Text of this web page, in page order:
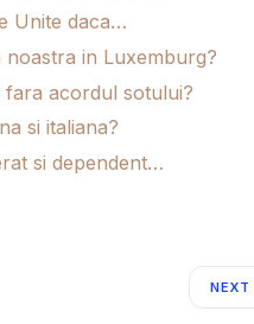
Unite daca…
in Luxemburg?
acordul sotului?
si italiana?
si dependent…
NEXT